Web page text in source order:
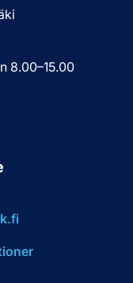
8.00–15.00